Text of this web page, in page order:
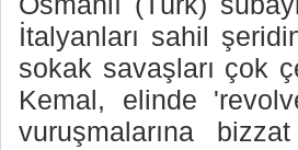
İtalyanları sahil
sokak savaşları çok
Kemal, elinde
vuruşmalarına